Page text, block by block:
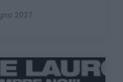
2027